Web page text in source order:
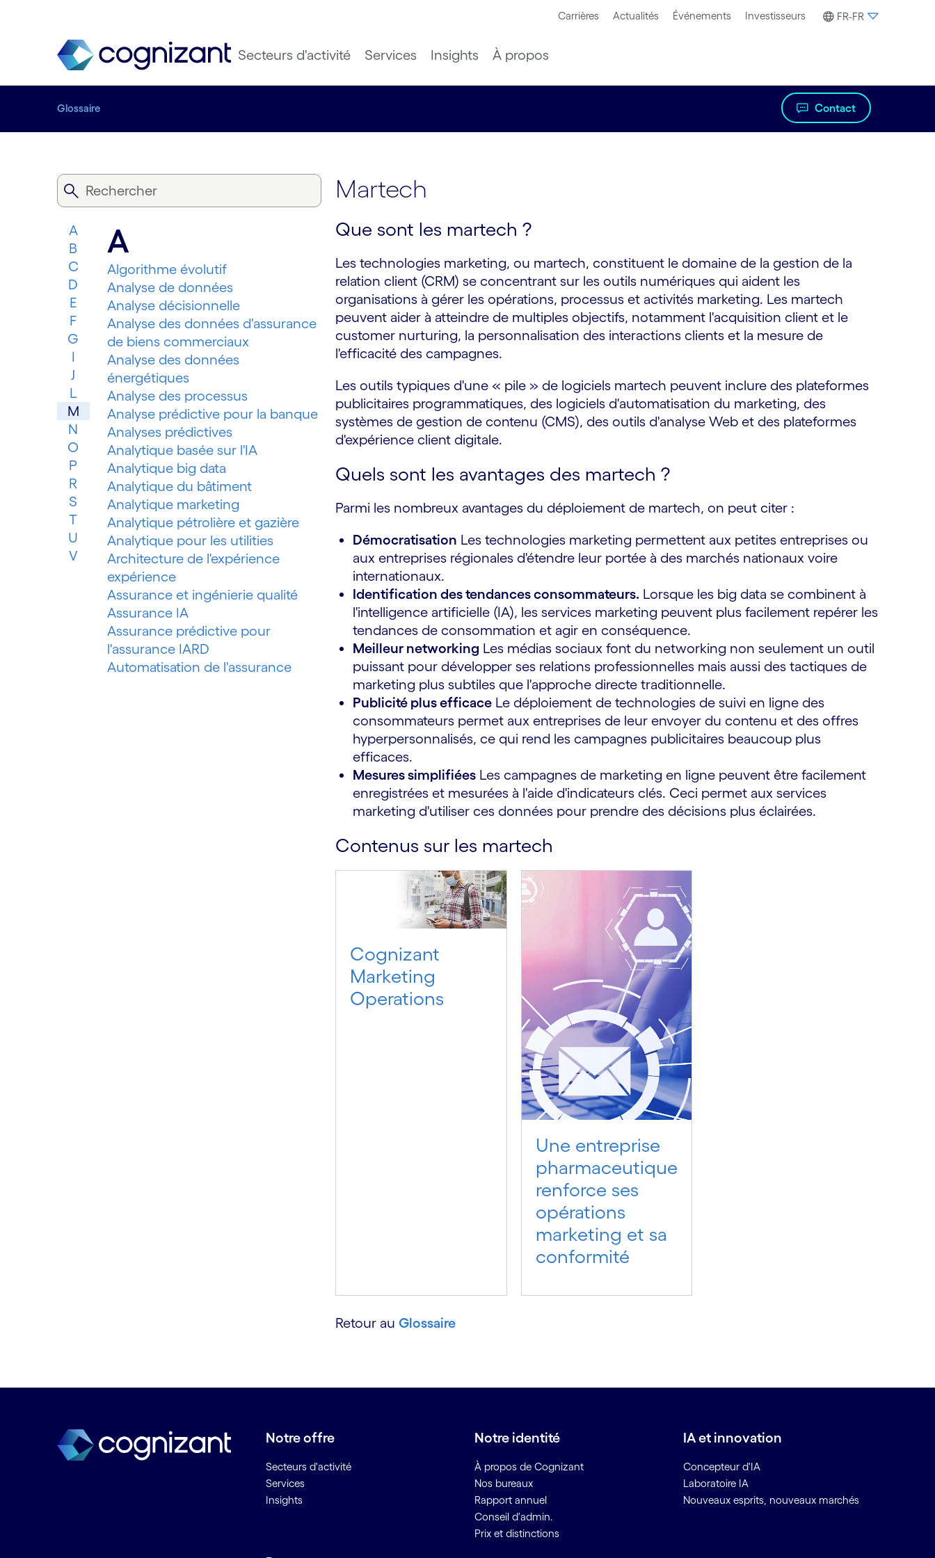
Carrières Actualités Événements Investisseurs FR-FR
Secteurs d'activité Services Insights À propos
Glossaire Contact
A
B
C
D
E
F
G
I
J
L
M
N
O
P
R
S
T
U
V
A
Algorithme évolutif
Analyse de données
Analyse décisionnelle
Analyse des données d'assurance
de biens commerciaux
Analyse des données
énergétiques
Analyse des processus
Analyse prédictive pour la banque
Analyses prédictives
Analytique basée sur l'IA
Analytique big data
Analytique du bâtiment
Analytique marketing
Analytique pétrolière et gazière
Analytique pour les utilities
Architecture de l'expérience
expérience
Assurance et ingénierie qualité
Assurance IA
Assurance prédictive pour
l'assurance IARD
Automatisation de l'assurance
du gaz
conversationnels
Cloud consulting
Martech
Que sont les martech ?
Les technologies marketing, ou martech, constituent le domaine de la gestion de la
relation client (CRM) se concentrant sur les outils numériques qui aident les
organisations à gérer les opérations, processus et activités marketing. Les martech
peuvent aider à atteindre de multiples objectifs, notamment l'acquisition client et le
customer nurturing, la personnalisation des interactions clients et la mesure de
l'efficacité des campagnes.
Les outils typiques d'une « pile » de logiciels martech peuvent inclure des plateformes
publicitaires programmatiques, des logiciels d'automatisation du marketing, des
systèmes de gestion de contenu (CMS), des outils d'analyse Web et des plateformes
d'expérience client digitale.
Quels sont les avantages des martech ?
Parmi les nombreux avantages du déploiement de martech, on peut citer :
Démocratisation Les technologies marketing permettent aux petites entreprises ou
aux entreprises régionales d'étendre leur portée à des marchés nationaux voire
internationaux.
Identification des tendances consommateurs. Lorsque les big data se combinent à
l'intelligence artificielle (IA), les services marketing peuvent plus facilement repérer les
tendances de consommation et agir en conséquence.
Meilleur networking Les médias sociaux font du networking non seulement un outil
puissant pour développer ses relations professionnelles mais aussi des tactiques de
marketing plus subtiles que l'approche directe traditionnelle.
Publicité plus efficace Le déploiement de technologies de suivi en ligne des
consommateurs permet aux entreprises de leur envoyer du contenu et des offres
hyperpersonnalisés, ce qui rend les campagnes publicitaires beaucoup plus
efficaces.
Mesures simplifiées Les campagnes de marketing en ligne peuvent être facilement
enregistrées et mesurées à l'aide d'indicateurs clés. Ceci permet aux services
marketing d'utiliser ces données pour prendre des décisions plus éclairées.
Contenus sur les martech
Cognizant
Marketing
Operations
Une entreprise
pharmaceutique
renforce ses
opérations
marketing et sa
conformité
Retour au Glossaire
Notre offre
Secteurs d'activité
Services
Insights
Notre identité
À propos de Cognizant
Nos bureaux
Rapport annuel
Conseil d'admin.
Prix et distinctions
IA et innovation
Concepteur d'IA
Laboratoire IA
Nouveaux esprits, nouveaux marchés